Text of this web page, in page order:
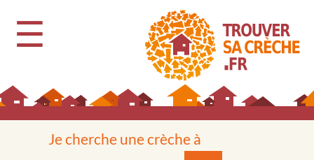
☰
Je cherche une crèche à